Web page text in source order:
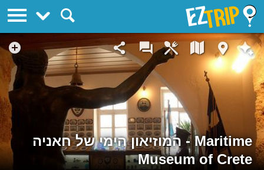
‪המוזיאון הימי של חאניה - ‪‪Maritime
Museum of Crete‬
EZTrip